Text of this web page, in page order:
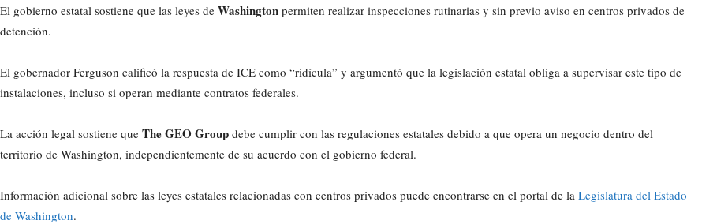
El gobierno estatal sostiene que las leyes de Washington permiten realizar inspecciones rutinarias y sin previo aviso en centros privados de
detención.
El gobernador Ferguson calificó la respuesta de ICE como “ridícula” y argumentó que la legislación estatal obliga a supervisar este tipo de
instalaciones, incluso si operan mediante contratos federales.
La acción legal sostiene que The GEO Group debe cumplir con las regulaciones estatales debido a que opera un negocio dentro del
territorio de Washington, independientemente de su acuerdo con el gobierno federal.
Información adicional sobre las leyes estatales relacionadas con centros privados puede encontrarse en el portal de la Legislatura del Estado
de Washington.